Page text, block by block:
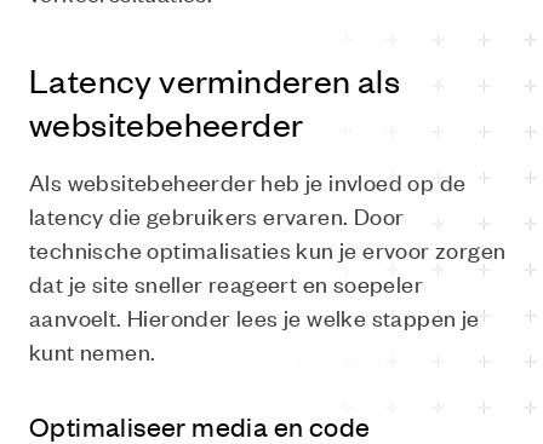
Latency verminderen als
websitebeheerder
Als websitebeheerder heb je invloed op de
latency die gebruikers ervaren. Door
technische optimalisaties kun je ervoor zorgen
dat je site sneller reageert en soepeler
aanvoelt. Hieronder lees je welke stappen je
kunt nemen.
Optimaliseer media en code